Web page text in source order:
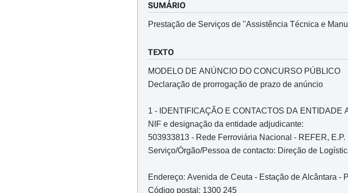
SUMÁRIO
Prestação de Serviços de "Assistência Técnica e
TEXTO
MODELO DE ANÚNCIO DO CONCURSO PÚBLICO
Declaração de prorrogação de prazo de anúncio
1 - IDENTIFICAÇÃO E CONTACTOS DA ENTIDADE
NIF e designação da entidade adjudicante:
503933813 - Rede Ferroviária Nacional - REFER, E.P.
Serviço/Órgão/Pessoa de contacto: Direção de
Endereço: Avenida de Ceuta - Estação de Alcântara -
Código postal: 1300 245